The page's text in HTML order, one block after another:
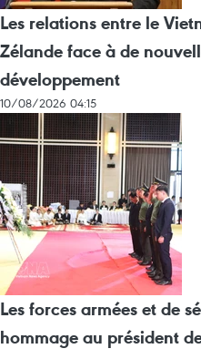
Les relations entre le
Zélande face à de
développement
10/08/2026 04:15
Les forces armées et de
hommage au président